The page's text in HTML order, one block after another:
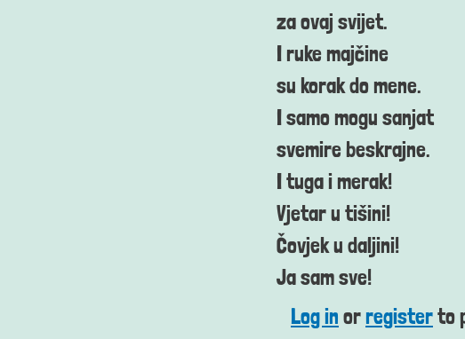
za ovaj svijet.
I ruke majčine
su korak do mene.
I samo mogu sanjat
svemire beskrajne.
I tuga i merak!
Vjetar u tišini!
Čovjek u daljini!
Ja sam sve!
Log in orregisterto